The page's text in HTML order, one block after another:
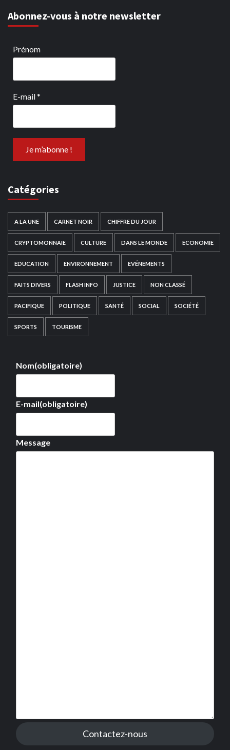
Abonnez-vous à notre newsletter
Prénom
E-mail*
Catégories
A LA UNE CARNET NOIR CHIFFRE DU JOUR
CRYPTOMONNAIE CULTURE DANS LE MONDE ECONOMIE
EDUCATION ENVIRONNEMENT EVÉNEMENTS
FAITS DIVERS FLASH INFO JUSTICE NON CLASSÉ
PACIFIQUE POLITIQUE SANTÉ SOCIAL SOCIÉTÉ
SPORTS TOURISME
Nom(obligatoire)
E-mail(obligatoire)
Message
Contactez-nous